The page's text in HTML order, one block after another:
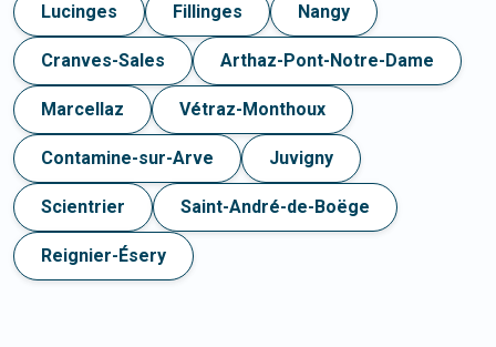
Lucinges Fillinges Nangy
Cranves-Sales Arthaz-Pont-Notre-Dame
Marcellaz Vétraz-Monthoux
Contamine-sur-Arve Juvigny
Scientrier Saint-André-de-Boëge
Reignier-Ésery